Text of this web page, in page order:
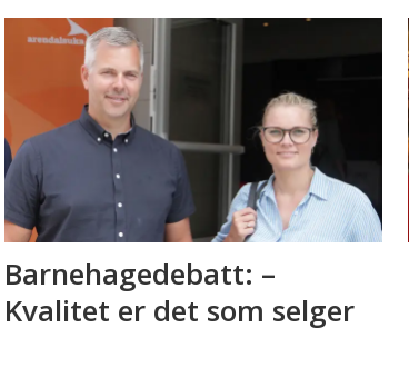
Barnehagedebatt: –
Kvalitet er det som selger